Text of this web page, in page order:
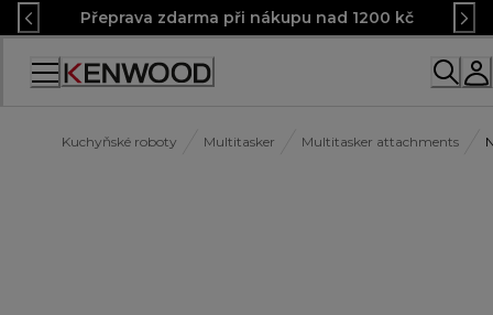
Skip
to
Content
Přeprava zdarma při nákupu nad 1200 kč
Accessibility
Kuchyňské roboty Multitasker Multitasker attachments